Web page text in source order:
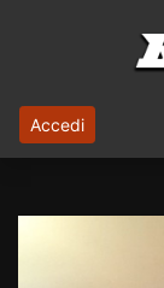
Accedi